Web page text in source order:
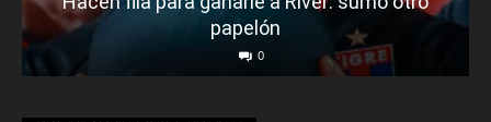
papelón
0